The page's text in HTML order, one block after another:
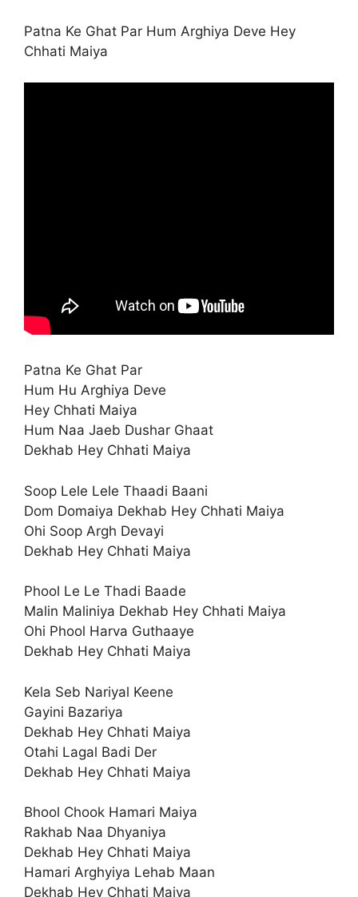
Patna Ke Ghat Par Hum Arghiya Deve Hey
Chhati Maiya
Patna Ke Ghat Par
Hum Hu Arghiya Deve
Hey Chhati Maiya
Hum Naa Jaeb Dushar Ghaat
Dekhab Hey Chhati Maiya
Soop Lele Lele Thaadi Baani
Dom Domaiya Dekhab Hey Chhati Maiya
Ohi Soop Argh Devayi
Dekhab Hey Chhati Maiya
Phool Le Le Thadi Baade
Malin Maliniya Dekhab Hey Chhati Maiya
Ohi Phool Harva Guthaaye
Dekhab Hey Chhati Maiya
Kela Seb Nariyal Keene
Gayini Bazariya
Dekhab Hey Chhati Maiya
Otahi Lagal Badi Der
Dekhab Hey Chhati Maiya
Bhool Chook Hamari Maiya
Rakhab Naa Dhyaniya
Dekhab Hey Chhati Maiya
Hamari Arghyiya Lehab Maan
Dekhab Hey Chhati Maiya